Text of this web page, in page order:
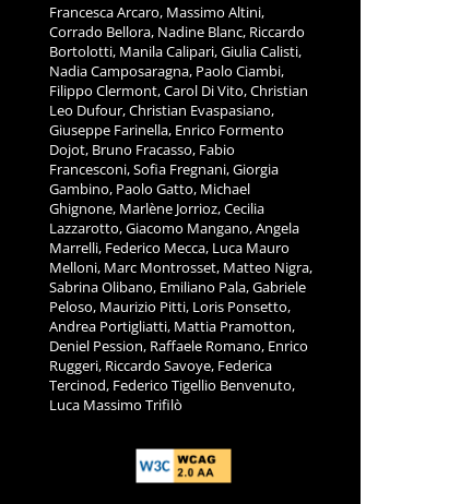
Francesca Arcaro, Massimo Altini,
Corrado Bellora, Nadine Blanc, Riccardo
Bortolotti, Manila Calipari, Giulia Calisti,
Nadia Camposaragna, Paolo Ciambi,
Filippo Clermont, Carol Di Vito, Christian
Leo Dufour, Christian Evaspasiano,
Giuseppe Farinella, Enrico Formento
Dojot, Bruno Fracasso, Fabio
Francesconi, Sofia Fregnani, Giorgia
Gambino, Paolo Gatto, Michael
Ghignone, Marlène Jorrioz, Cecilia
Lazzarotto, Giacomo Mangano, Angela
Marrelli, Federico Mecca, Luca Mauro
Melloni, Marc Montrosset, Matteo Nigra,
Sabrina Olibano, Emiliano Pala, Gabriele
Peloso, Maurizio Pitti, Loris Ponsetto,
Andrea Portigliatti, Mattia Pramotton,
Deniel Pession, Raffaele Romano, Enrico
Ruggeri, Riccardo Savoye, Federica
Tercinod, Federico Tigellio Benvenuto,
Luca Massimo Trifilò